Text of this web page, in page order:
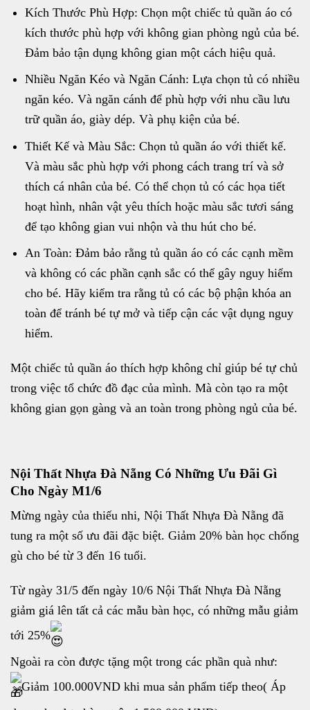
Kích Thước Phù Hợp: Chọn một chiếc tủ quần áo có
kích thước phù hợp với không gian phòng ngủ của bé.
Đảm bảo tận dụng không gian một cách hiệu quả.
Nhiều Ngăn Kéo và Ngăn Cánh: Lựa chọn tủ có nhiều
ngăn kéo. Và ngăn cánh để phù hợp với nhu cầu lưu
trữ quần áo, giày dép. Và phụ kiện của bé.
Thiết Kế và Màu Sắc: Chọn tủ quần áo với thiết kế.
Và màu sắc phù hợp với phong cách trang trí và sở
thích cá nhân của bé. Có thể chọn tủ có các họa tiết
hoạt hình, nhân vật yêu thích hoặc màu sắc tươi sáng
để tạo không gian vui nhộn và thu hút cho bé.
An Toàn: Đảm bảo rằng tủ quần áo có các cạnh mềm
và không có các phần cạnh sắc có thể gây nguy hiểm
cho bé. Hãy kiểm tra rằng tủ có các bộ phận khóa an
toàn để tránh bé tự mở và tiếp cận các vật dụng nguy
hiểm.
Một chiếc tủ quần áo thích hợp không chỉ giúp bé tự chủ
trong việc tổ chức đồ đạc của mình. Mà còn tạo ra một
không gian gọn gàng và an toàn trong phòng ngủ của bé.
Nội Thất Nhựa Đà Nẵng Có Những Ưu Đãi Gì
Cho Ngày M1/6
Mừng ngày của thiếu nhi, Nội Thất Nhựa Đà Nẵng đã
tung ra một số ưu đãi đặc biệt. Giảm 20% bàn học chống
gù cho bé từ 3 đến 16 tuổi.
Từ ngày 31/5 đến ngày 10/6 Nội Thất Nhựa Đà Nẵng
giảm giá lên tất cả các mẫu bàn học, có những mẫu giảm
tới 25%
Ngoài ra còn được tặng một trong các phần quà như:
Giảm 100.000VND khi mua sản phẩm tiếp theo( Áp